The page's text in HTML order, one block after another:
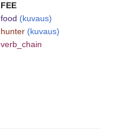
FEE
food (kuvaus)
hunter (kuvaus)
verb_chain